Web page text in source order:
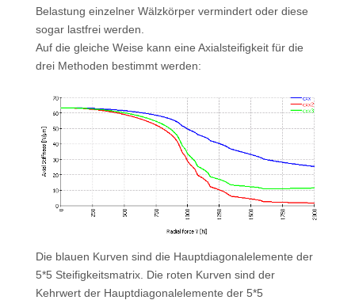
Belastung einzelner Wälzkörper vermindert oder diese
sogar lastfrei werden.
Auf die gleiche Weise kann eine Axialsteifigkeit für die
drei Methoden bestimmt werden:
Die blauen Kurven sind die Hauptdiagonalelemente der
5*5 Steifigkeitsmatrix. Die roten Kurven sind der
Kehrwert der Hauptdiagonalelemente der 5*5